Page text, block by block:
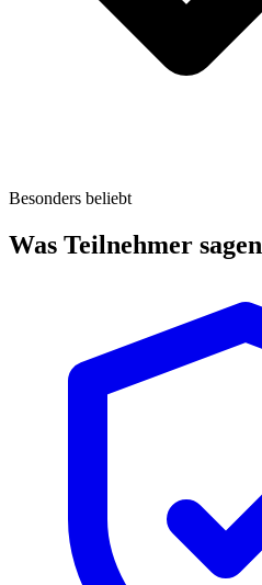
Besonders beliebt
Was Teilnehmer sagen